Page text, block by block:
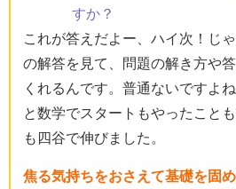
すか？
これが答えだよー、ハイ次！じ
の解答を見て、問題の解き方や
くれるんです。普通ないですよ
と数学でスタートもやったこと
も四谷で伸びました。
焦る気持ちをおさえて基礎を固